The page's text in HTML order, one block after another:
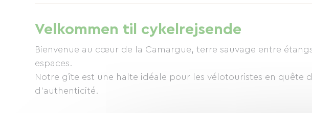
Velkommen til cykelrejsende
Bienvenue au cœur de la Camargue, terre sauvage entre
espaces.
Notre gîte est une halte idéale pour les vélotouristes en quête
d’authenticité.